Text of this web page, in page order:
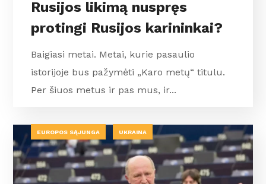
Rusijos likimą nuspręs
protingi Rusijos karininkai?
Baigiasi metai. Metai, kurie pasaulio
istorijoje bus pažymėti „Karo metų“ titulu.
Per šiuos metus ir pas mus, ir...
EUROPOS SĄJUNGA UKRAINA